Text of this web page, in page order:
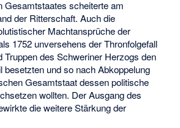
Gesamtstaates scheiterte am
der Ritterschaft. Auch die
Machtansprüche der
1752 unversehens der Thronfolgefall
Truppen des Schweriner Herzogs den
besetzten und so nach Abkoppelung
Gesamtstaat dessen politische
wollten. Der Ausgang des
die weitere Stärkung der